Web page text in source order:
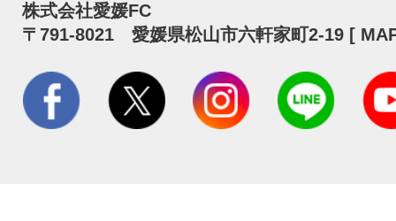
株式会社愛媛FC
〒791-8021 愛媛県松山市六軒家町2-19 [